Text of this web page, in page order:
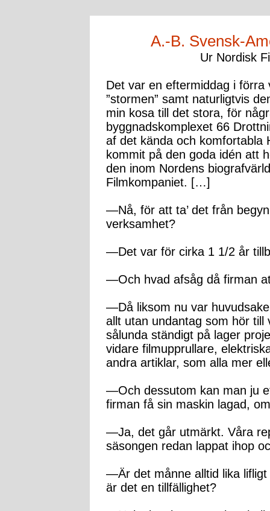
A.-B. Svensk-
Ur Nordisk
Det var en eftermiddag i
”stormen” samt naturligtvis
min kosa till det stora, för
byggnadskomplexet 66
af det kända och komfortabla
kommit på den goda idén
den inom Nordens
Filmkompaniet. […]
—Nå, för att ta’ det från
verksamhet?
—Det var för cirka 1 1/2 år
—Och hvad afsåg då firman
—Då liksom nu var
allt utan undantag som hör
sålunda ständigt på lager
vidare filmupprullare,
andra artiklar, som alla mer
—Och dessutom kan man ju
firman få sin maskin lagad,
—Ja, det går utmärkt. Våra
säsongen redan lappat ihop
—Är det månne alltid lika
är det en tillfällighet?